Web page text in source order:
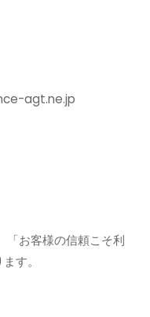
agt.ne.jp
「お客様の信頼こそ利
す。